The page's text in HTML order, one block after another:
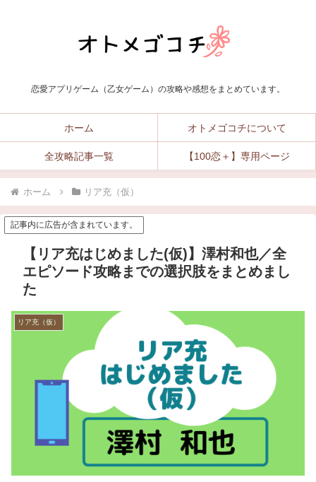
恋愛アプリゲーム（乙女ゲーム）の攻略や感想をまとめています。
ホーム オトメゴコチについて
全攻略記事一覧 【100恋＋】専用ページ
ホーム リア充（仮）
記事内に広告が含まれています。
【リア充はじめました(仮)】澤村和也／全
エピソード攻略までの選択肢をまとめまし
た
リア充（仮）